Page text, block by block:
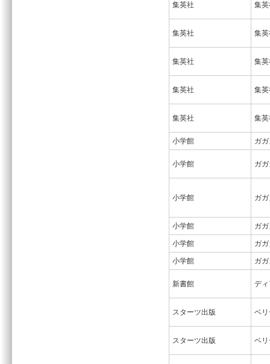
集英社 集
集英社 集
集英社 集
集英社 集
集英社 集
小学館 ガ
小学館 ガ
小学館 ガ
小学館 ガ
小学館 ガ
小学館 ガ
新書館 デ
スターツ出版 ベ
スターツ出版 ベ